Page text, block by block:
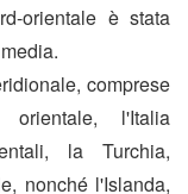
orientale è stata
comprese
l'Italia
la Turchia,
nonché l'Islanda,